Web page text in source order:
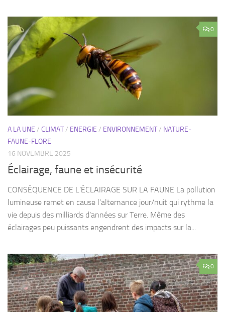
0
A LA UNE / CLIMAT/ ENERGIE / ENVIRONNEMENT/ NATURE-
FAUNE-FLORE
16 NOVEMBRE 2025
Éclairage, faune et insécurité
CONSÉQUENCE DE L’ÉCLAIRAGE SUR LA FAUNE La pollution
lumineuse remet en cause l’alternance jour/nuit qui rythme la
vie depuis des milliards d’années sur Terre. Même des
éclairages peu puissants engendrent des impacts sur la...
0